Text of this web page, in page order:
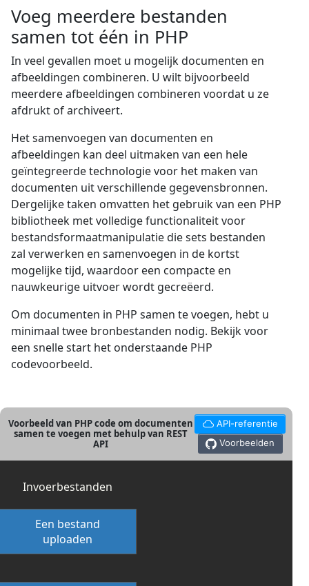
Voeg meerdere bestanden
samen tot één in PHP
In veel gevallen moet u mogelijk documenten en
afbeeldingen combineren. U wilt bijvoorbeeld
meerdere afbeeldingen combineren voordat u ze
afdrukt of archiveert.
Het samenvoegen van documenten en
afbeeldingen kan deel uitmaken van een hele
geïntegreerde technologie voor het maken van
documenten uit verschillende gegevensbronnen.
Dergelijke taken omvatten het gebruik van een PHP
bibliotheek met volledige functionaliteit voor
bestandsformaatmanipulatie die sets bestanden
zal verwerken en samenvoegen in de kortst
mogelijke tijd, waardoor een compacte en
nauwkeurige uitvoer wordt gecreëerd.
Om documenten in PHP samen te voegen, hebt u
minimaal twee bronbestanden nodig. Bekijk voor
een snelle start het onderstaande PHP
codevoorbeeld.
Voorbeeld van PHP code om documenten
samen te voegen met behulp van REST
API
API-referentie
Voorbeelden
Invoerbestanden
Een bestand
uploaden